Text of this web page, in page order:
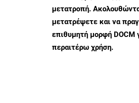
μετατροπή.
μετατρέψετε και να
επιθυμητή μορφή DOCM
περαιτέρω χρήση.